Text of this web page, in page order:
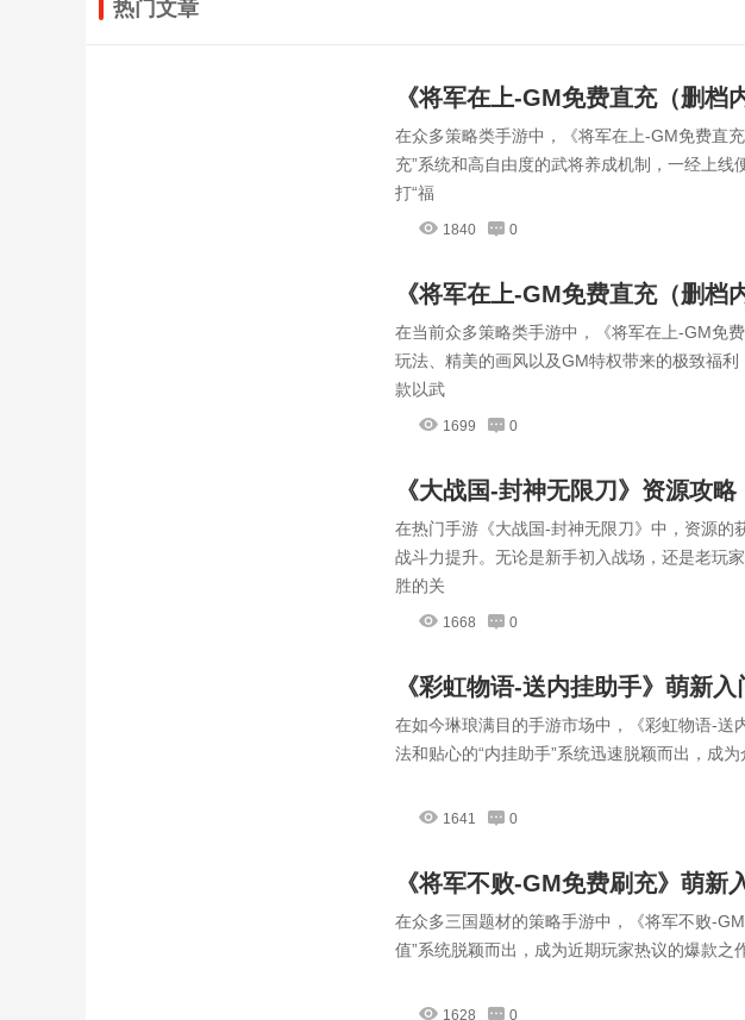
热门文章
《将军在上-GM免费直充（删档
全揭秘，轻松开局赢在起跑线！
在众多策略类手游中，《将军在上-GM免费直
充”系统和高自由度的武将养成机制，一经上
打“福
1840 0
《将军在上-GM免费直充（删档
配，赢在起跑线！
在当前众多策略类手游中，《将军在上-GM免
玩法、精美的画风以及GM特权带来的极致福
款以武
1699 0
《大战国-封神无限刀》资源攻
封神战场
在热门手游《大战国-封神无限刀》中，资源的
战斗力提升。无论是新手初入战场，还是老玩
胜的关
1668 0
《彩虹物语-送内挂助手》萌新
轻松玩转奇幻世界！
在如今琳琅满目的手游市场中，《彩虹物语-送
法和贴心的“内挂助手”系统迅速脱颖而出，成
1641 0
《将军不败-GM免费刷充》萌新
在众多三国题材的策略手游中，《将军不败-
值”系统脱颖而出，成为近期玩家热议的爆款
1628 0